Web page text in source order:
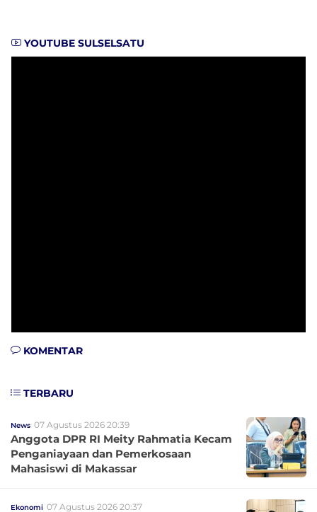
YOUTUBE SULSELSATU
KOMENTAR
TERBARU
News 07 Agustus 2026 20:39
Anggota DPR RI Meity Rahmatia Kecam
Penganiayaan dan Pemerkosaan
Mahasiswi di Makassar
Ekonomi 07 Agustus 2026 20:37